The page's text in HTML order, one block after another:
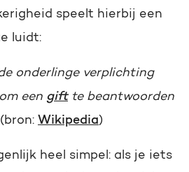
speelt hierbij een
luidt:
onderlinge verplichting
een giftte beantwoorden
(bron: Wikipedia)
heel simpel: als je iets